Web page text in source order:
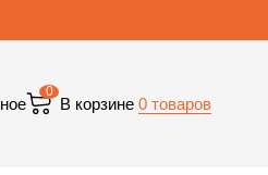
0
В корзине 0 товаров